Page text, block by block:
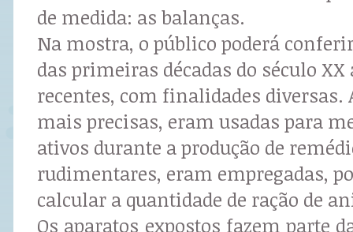
de medida: as balanças.
Na mostra, o público poderá
das primeiras décadas do século
recentes, com finalidades diversas.
mais precisas, eram usadas para
ativos durante a produção de
rudimentares, eram empregadas,
calcular a quantidade de ração de
Os aparatos expostos fazem parte